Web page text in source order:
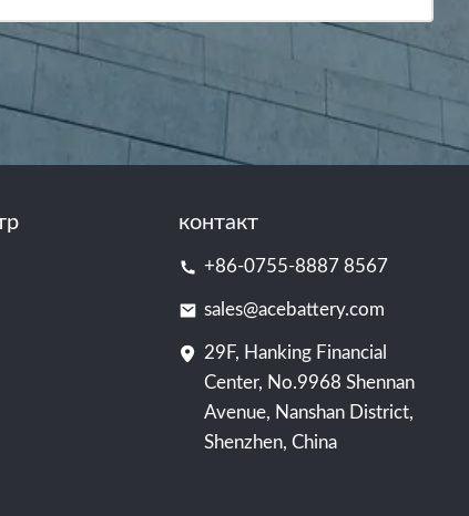
контакт
+86-0755-8887 8567
sales@acebattery.com
29F, Hanking Financial
Center, No.9968 Shennan
Avenue, Nanshan District,
Shenzhen, China